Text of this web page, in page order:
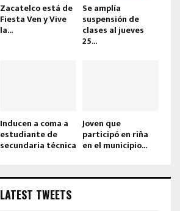
Zacatelco está de
Fiesta Ven y Vive
la...
Se amplía
suspensión de
clases al jueves
25...
Inducen a coma a
estudiante de
secundaria técnica
Joven que
participó en riña
en el municipio...
LATEST TWEETS